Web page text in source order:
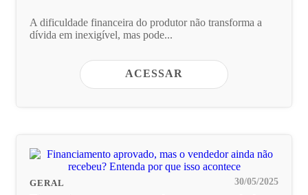
A dificuldade financeira do produtor não transforma a
dívida em inexigível, mas pode...
ACESSAR
GERAL 30/05/2025